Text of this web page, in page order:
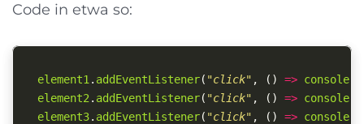
Code in etwa so:
element1 . addEventListener( "click" , () => console
element2 . addEventListener( "click" , () => console
element3. addEventListener( "click" , () => console